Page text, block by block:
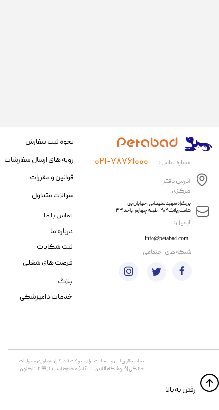
​ایمیل :
آدرس دفتر
مرکزی :
info@petabad.com
​​بزرگراه شهید سلیمانی، خیابان بنی
هاشم پلاک ۲۰۲ ، طبقه چهارم، واحد ۴۳
شماره تماس : ۰۲۱-۷۸۷۶۱۰۰۰
تمام حقوق اين وب‌سايت برای شرکت آبادگران فناوری حیوانات
خانگی (فروشگاه آنلاین پت آباد) محفوظ است. از ۱۳۹۹ تا کنون.
​​رفتن به بالا
نحوه ثبت سفارش
رویه های ارسال سفارشات
قوانین و مقررات
سوالات متداول
تماس با ما
درباره ما
ثبت شکایات
فرصت های شغلی
​شبکه های اجتماعی :
بلاگ
خدمات دامپزشکی